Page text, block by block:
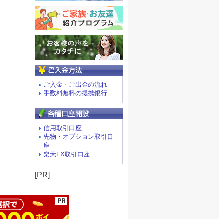
ご入金・ご出金の流れ
手数料無料の提携銀行
信用取引口座
先物・オプション取引口
座
楽天FX取引口座
[PR]